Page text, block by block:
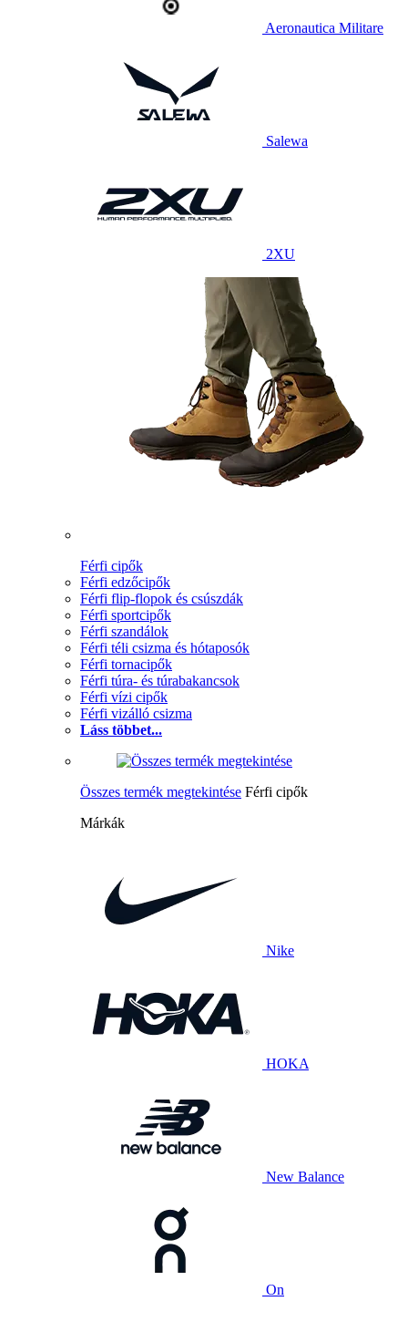
Aeronautica Militare
Salewa
2XU
Férfi cipők
Férfi edzőcipők
Férfi flip-flopok és csúszdák
Férfi sportcipők
Férfi szandálok
Férfi téli csizma és hótaposók
Férfi tornacipők
Férfi túra- és túrabakancsok
Férfi vízi cipők
Férfi vizálló csizma
Láss többet...
Összes termék megtekintése Férfi cipők
Márkák
Nike
HOKA
New Balance
On